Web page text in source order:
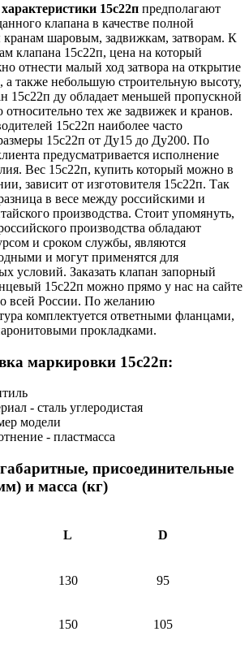
15с22п предполагают
клапана в качестве полной
кранам шаровым, задвижкам, затворам. К
клапана 15с22п, цена на который
отнести малый ход затвора на открытие
а также небольшую строительную высоту,
15с22п ду обладает меньшей пропускной
относительно тех же задвижек и кранов.
15с22п наиболее часто
15с22п от Ду15 до Ду200. По
предусматривается исполнение
Вес 15с22п, купить который можно в
зависит от изготовителя 15с22п. Так
в весе между российскими и
производства. Стоит упомянуть,
производства обладают
и сроком службы, являются
и могут применятся для
условий. Заказать клапан запорный
15с22п можно прямо у нас на сайте
всей России. По желанию
комплектуется ответными фланцами,
прокладками.
маркировки 15с22п:
- сталь углеродистая
модели
- пластмасса
присоединительные
и масса (кг)
L D
130 95
150 105